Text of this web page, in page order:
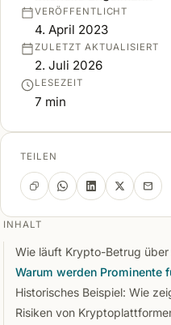
VERÖFFENTLICHT
4. April 2023
ZULETZT AKTUALISIERT
2. Juli 2026
LESEZEIT
7 min
TEILEN
INHALT
Wie läuft Krypto-Betrug
Warum werden Prominente
Historisches Beispiel: Wie
Risiken von